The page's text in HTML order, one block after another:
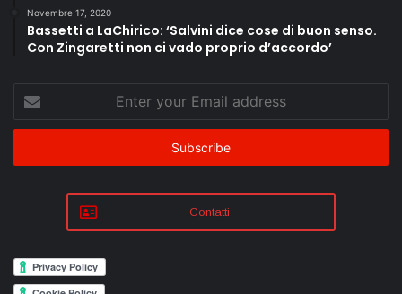
Novembre 17, 2020
Bassetti a LaChirico: ‘Salvini dice cose di buon senso.
Con Zingaretti non ci vado proprio d’accordo’
Enter
your
Email
Contatti